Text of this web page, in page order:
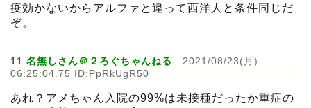
疫効かないからアルファと違って西洋人と条件同じだ
ぞ。
11:名無しさん＠２ろぐちゃんねる : 2021/08/23(月)
06:25:04.75 ID:PpRkUgR50
あれ？アメちゃん入院の99%は未接種だったか重症の